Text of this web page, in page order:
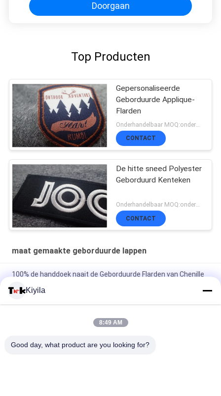
Doorgaan
Top Producten
Gepersonaliseerde
Geborduurde Applique-
Flarden
CONTACT
De hitte sneed Polyester
Geborduurd Kenteken
Onderhandelbaar MOQ:onderhandeling, 500pcs/per-punt
CONTACT
maat gemaakte geborduurde lappen
100% de handdoek naait de Geborduurde Flarden van Chenille
Ijzer van het het Bergkristalmotief van Hotfix het Douane
Geborduurde Flarden bij de Overdracht voor Hoodies
voor Kleren/Bagage
Kiyila
8:49 AM
Good day, what product are you looking for?